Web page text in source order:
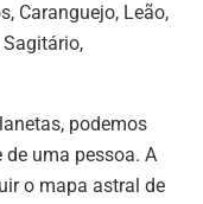
Caranguejo, Leão,
Sagitário,
podemos
uma pessoa. A
o mapa astral de